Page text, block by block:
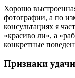
Хорошо
фотографии, а по
консультациях я
«красиво ли», а
конкретные
Признаки